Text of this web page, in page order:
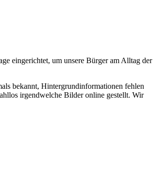
eingerichtet, um unsere Bürger am Alltag der
bekannt, Hintergrundinformationen fehlen
irgendwelche Bilder online gestellt. Wir